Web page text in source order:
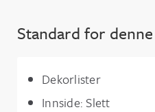
Standard for
Dekorlister
Innside: Slett